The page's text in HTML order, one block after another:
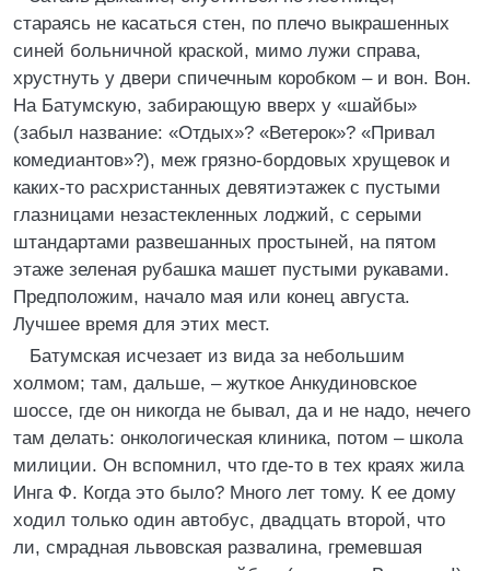
стараясь не касаться стен, по плечо выкрашенных
синей больничной краской, мимо лужи справа,
хрустнуть у двери спичечным коробком – и вон. Вон.
На Батумскую, забирающую вверх у «шайбы»
(забыл название: «Отдых»? «Ветерок»? «Привал
комедиантов»?), меж грязно-бордовых хрущевок и
каких-то расхристанных девятиэтажек с пустыми
глазницами незастекленных лоджий, с серыми
штандартами развешанных простыней, на пятом
этаже зеленая рубашка машет пустыми рукавами.
Предположим, начало мая или конец августа.
Лучшее время для этих мест.
Батумская исчезает из вида за небольшим
холмом; там, дальше, – жуткое Анкудиновское
шоссе, где он никогда не бывал, да и не надо, нечего
там делать: онкологическая клиника, потом – школа
милиции. Он вспомнил, что где-то в тех краях жила
Инга Ф. Когда это было? Много лет тому. К ее дому
ходил только один автобус, двадцать второй, что
ли, смрадная львовская развалина, гремевшая